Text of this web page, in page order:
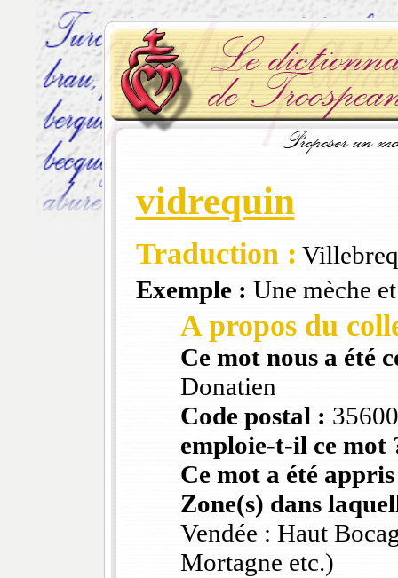
vidrequin
Traduction :
Exemple : Une mèche
A propos du
Ce mot nous a été
Donatien
Code postal :
emploie-t-il ce mot
Ce mot a été
Zone(s) dans
Vendée : Haut
Mortagne etc.)